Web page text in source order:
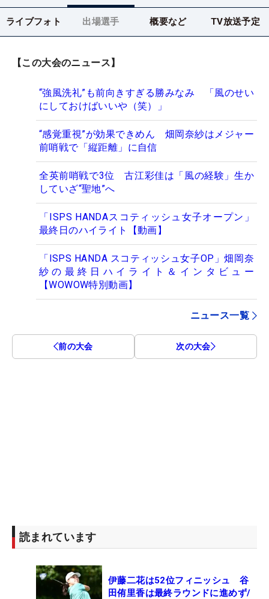
ライブフォト 出場選手 概要など TV放送予定
【この大会のニュース】
“強風洗礼”も前向きすぎる勝みなみ 「風のせい
にしておけばいいや（笑）」
“感覚重視”が効果できめん 畑岡奈紗はメジャー
前哨戦で「縦距離」に自信
全英前哨戦で3位 古江彩佳は「風の経験」生か
していざ“聖地”へ
「ISPS HANDAスコティッシュ女子オープン」
最終日のハイライト【動画】
「ISPS HANDA スコティッシュ女子OP」畑岡奈
紗の最終日ハイライト＆インタビュー
【WOWOW特別動画】
ニュース一覧
前の大会 次の大会
読まれています
伊藤二花は52位フィニッシュ 谷
田侑里香は最終ラウンドに進めず/